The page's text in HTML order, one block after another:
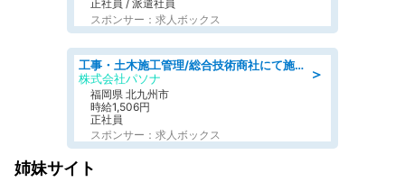
正社員 / 派遣社員
スポンサー：求人ボックス
＞
工事・土木施工管理/総合技術商社にて施工管理のお仕事/即日勤務可/車通勤可/工事・土木施工管理/生産・品質管理
株式会社パソナ
福岡県 北九州市
時給1,506円
正社員
スポンサー：求人ボックス
姉妹サイト